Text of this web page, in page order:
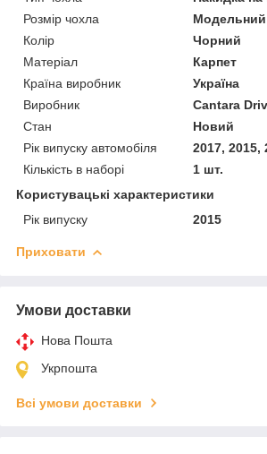
Розмір чохла
Модельний
Колір
Чорний
Матеріал
Карпет
Країна виробник
Україна
Виробник
Cantara
Стан
Новий
Рік випуску автомобіля
2017, 2015,
Кількість в наборі
1 шт.
Користувацькі характеристики
Рік випуску
2015
Приховати
Умови доставки
Нова Пошта
Укрпошта
Всі умови доставки